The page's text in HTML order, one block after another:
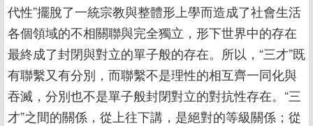
代性”擺脫了一統宗教與整體形上學而造成了社會生活
各個領域的不相關聯與完全獨立，形下世界中的存在
最終成了封閉與對立的單子般的存在。所以，“三才”既
有聯繫又有分別，而聯繫不是理性的相互齊一同化與
吞滅，分別也不是單子般封閉對立的對抗性存在。“三
才”之間的關係，從上往下講，是絕對的等級關係；從